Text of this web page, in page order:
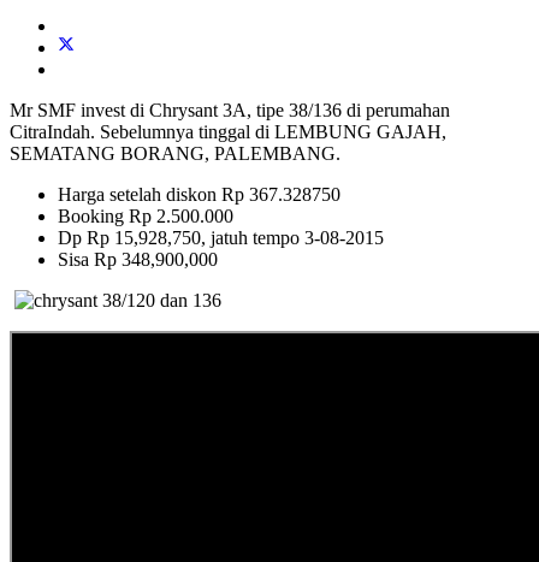
Mr SMF invest di Chrysant 3A, tipe 38/136 di perumahan
CitraIndah. Sebelumnya tinggal di LEMBUNG GAJAH,
SEMATANG BORANG, PALEMBANG.
Harga setelah diskon Rp 367.328750
Booking Rp 2.500.000
Dp Rp 15,928,750, jatuh tempo 3-08-2015
Sisa Rp 348,900,000